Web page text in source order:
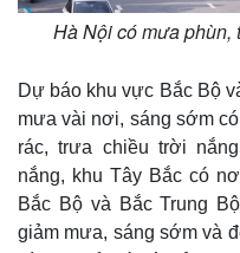
Hà Nội có mưa phùn,
Dự báo khu vực Bắc Bộ
mưa vài nơi, sáng sớm
rác, trưa chiều trời
nắng, khu Tây Bắc có
Bắc Bộ và Bắc Trung
giảm mưa, sáng sớm và